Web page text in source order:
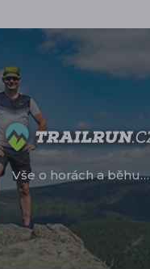
Vše o horách a běhu…